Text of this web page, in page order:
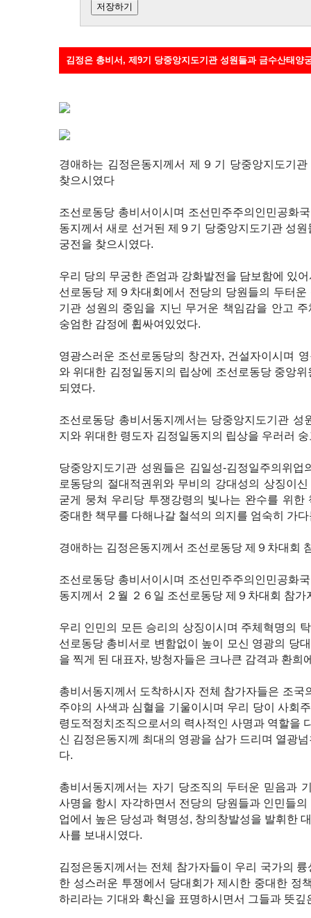
김정은 총비서, 제9기 당중앙지도기관 성원들과 금수산태양
경애하는 김정은동지께서 제９기 당중앙지도기
찾으시였다
조선로동당 총비서이시며 조선민주주의인민공화
동지께서 새로 선거된 제９기 당중앙지도기관 성
궁전을 찾으시였다.
우리 당의 무궁한 존엄과 강화발전을 담보함에 있
선로동당 제９차대회에서 전당의 당원들의 두터
기관 성원의 중임을 지닌 무거운 책임감을 안고
숭엄한 감정에 휩싸여있었다.
영광스러운 조선로동당의 창건자, 건설자이시며
와 위대한 김정일동지의 립상에 조선로동당 중앙
되였다.
조선로동당 총비서동지께서는 당중앙지도기관
지와 위대한 령도자 김정일동지의 립상을 우러러
당중앙지도기관 성원들은 김일성-김정일주의위
로동당의 절대적권위와 무비의 강대성의 상징이
굳게 뭉쳐 우리당 투쟁강령의 빛나는 완수를 위한
중대한 책무를 다해나갈 철석의 의지를 엄숙히 가
경애하는 김정은동지께서 조선로동당 제９차대회
조선로동당 총비서이시며 조선민주주의인민공화
동지께서 ２월 ２６일 조선로동당 제９차대회 참
우리 인민의 모든 승리의 상징이시며 주체혁명의
선로동당 총비서로 변함없이 높이 모신 영광의 당
을 찍게 된 대표자, 방청자들은 크나큰 감격과 환희
총비서동지께서 도착하시자 전체 참가자들은 조국
주야의 사색과 심혈을 기울이시며 우리 당이 사회
령도적정치조직으로서의 력사적인 사명과 역할을
신 김정은동지께 최대의 영광을 삼가 드리며 열광
다.
총비서동지께서는 자기 당조직의 두터운 믿음과
사명을 항시 자각하면서 전당의 당원들과 인민들
업에서 높은 당성과 혁명성, 창의창발성을 발휘한
사를 보내시였다.
김정은동지께서는 전체 참가자들이 우리 국가의
한 성스러운 투쟁에서 당대회가 제시한 중대한 정
하리라는 기대와 확신을 표명하시면서 그들과 뜻깊